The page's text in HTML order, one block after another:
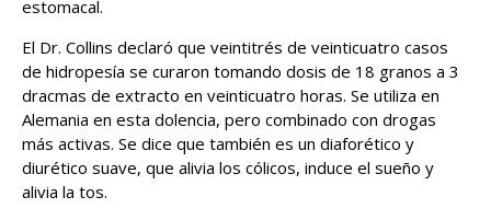
estomacal.
El Dr. Collins declaró que veintitrés de veinticuatro casos
de hidropesía se curaron tomando dosis de 18 granos a 3
dracmas de extracto en veinticuatro horas. Se utiliza en
Alemania en esta dolencia, pero combinado con drogas
más activas. Se dice que también es un diaforético y
diurético suave, que alivia los cólicos, induce el sueño y
alivia la tos.